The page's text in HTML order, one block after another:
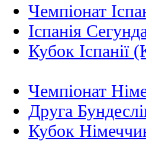
Чемпіонат
Іспанія
Кубок Іспанії
Чемпіонат
Друга
Кубок